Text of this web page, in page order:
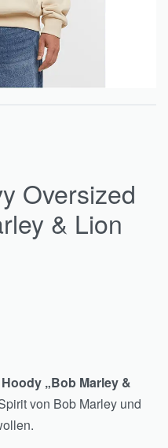
Oversized
& Lion
„Bob Marley &
von Bob Marley und